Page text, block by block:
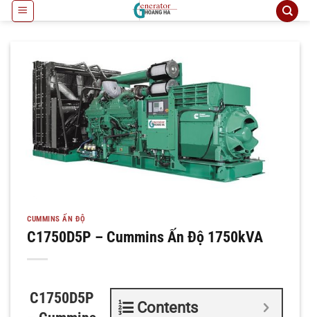
qua
CUMMINS ẤN ĐỘ
C1750D5P – Cummins Ấn Độ 1750kVA
Contents
C1750D5P